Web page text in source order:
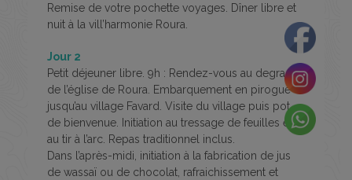
Remise de votre pochette voyages. Dîner libre et
nuit à la vill’harmonie Roura.
Jour 2
Petit déjeuner libre. 9h : Rendez-vous au degrad
de l’église de Roura. Embarquement en pirogue
jusqu’au village Favard. Visite du village puis pot
de bienvenue. Initiation au tressage de feuilles et
au tir à l’arc. Repas traditionnel inclus.
Dans l’après-midi, initiation à la fabrication de jus
de wassaï ou de chocolat, rafraichissement et